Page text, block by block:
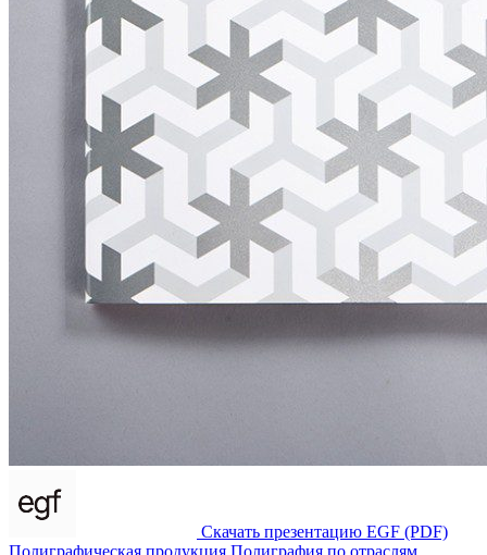
Скачать презентацию EGF (PDF)
Полиграфическая продукция Полиграфия по отраслям